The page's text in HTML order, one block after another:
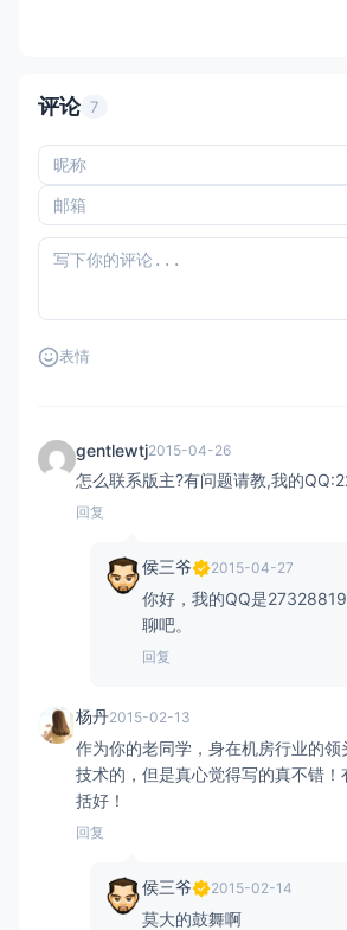
评论 7
表情
gentlewtj2015-04-26
怎么联系版主?有问题请教,我的
回复
侯三爷 2015-04-27
你好，我的QQ是
聊吧。
回复
杨丹2015-02-13
作为你的老同学，身在机房行业的
技术的，但是真心觉得写的真不错
括好！
回复
侯三爷 2015-02-14
莫大的鼓舞啊